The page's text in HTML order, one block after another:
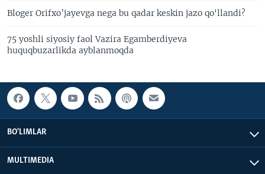
Bloger Orifxo’jayevga nega bu qadar keskin jazo qo'llandi?
75 yoshli siyosiy faol Vazira Egamberdiyeva
huquqbuzarlikda ayblanmoqda
BO'LIMLAR
MULTIMEDIA